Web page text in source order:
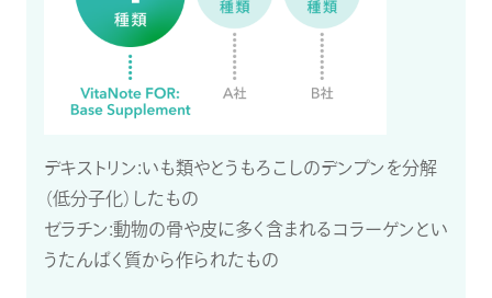
デキストリン:いも類やとうもろこしのデンプンを分解
（低分子化）したもの
ゼラチン:動物の骨や皮に多く含まれるコラーゲンとい
うたんぱく質から作られたもの